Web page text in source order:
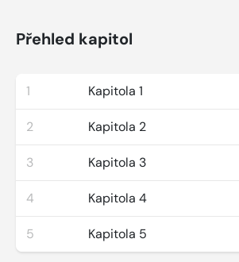
Přehled kapitol
1 Kapitola 1
2 Kapitola 2
3 Kapitola 3
4 Kapitola 4
5 Kapitola 5